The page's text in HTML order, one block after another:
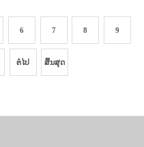
6 7 8 9
ຕໍ່ໄປ ສິ້ນສຸດ